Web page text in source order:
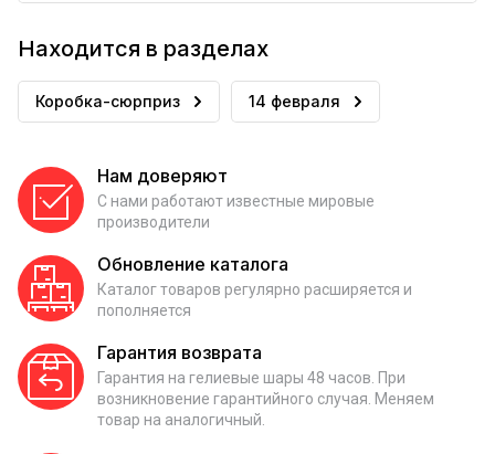
Находится в разделах
Коробка-сюрприз 14 февраля
Нам доверяют
С нами работают известные мировые
производители
Обновление каталога
Каталог товаров регулярно расширяется и
пополняется
Гарантия возврата
Гарантия на гелиевые шары 48 часов. При
возникновение гарантийного случая. Меняем
товар на аналогичный.